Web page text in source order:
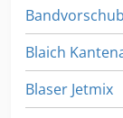
Bandvorschub
Blaich
Blaser Jetmix